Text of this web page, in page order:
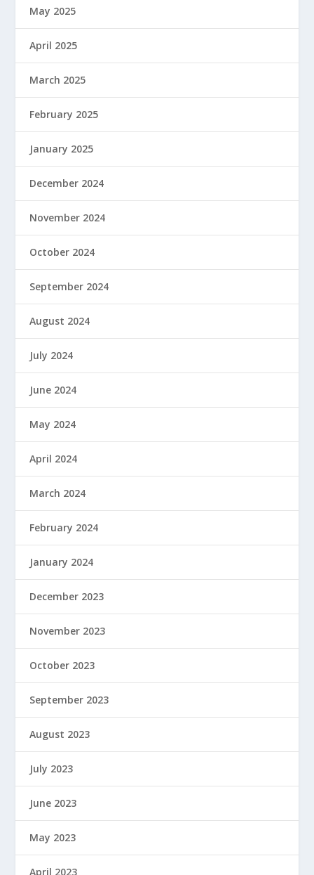
May 2025
April 2025
March 2025
February 2025
January 2025
December 2024
November 2024
October 2024
September 2024
August 2024
July 2024
June 2024
May 2024
April 2024
March 2024
February 2024
January 2024
December 2023
November 2023
October 2023
September 2023
August 2023
July 2023
June 2023
May 2023
April 2023